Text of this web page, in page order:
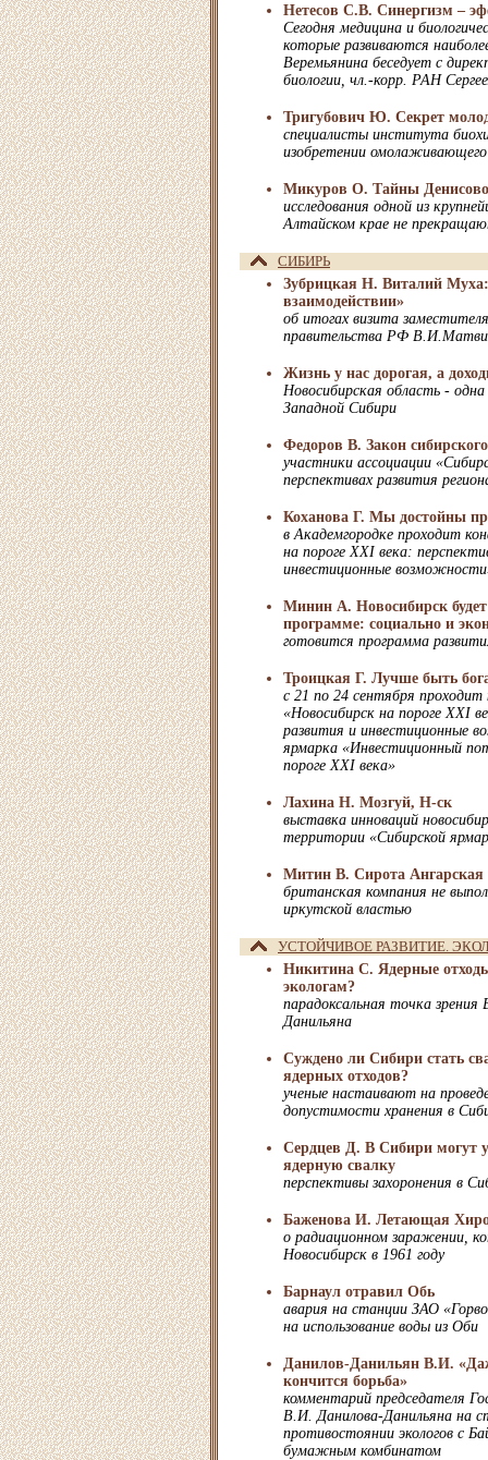
Нетесов С.В. Синергизм –
Сегодня медицина и
которые развиваются
Веремьянина беседует с
биологии, чл.-корр. РАН
Тригубович Ю. Секрет
специалисты института
изобретении
Микуров О. Тайны
исследования одной из
Алтайском крае не
СИБИРЬ
Зубрицкая Н. Виталий
взаимодействии»
об итогах визита
правительства РФ
Жизнь у нас дорогая, а
Новосибирская область -
Западной Сибири
Федоров В. Закон
участники ассоциации
перспективах развития
Коханова Г. Мы достойны
в Академгородке проходит
на пороге XXI века:
инвестиционные
Минин А. Новосибирск будет
программе: социально и
готовится программа
Троицкая Г. Лучше быть
c 21 по 24 сентября проходит
«Новосибирск на пороге XXI
развития и инвестиционные
ярмарка «Инвестиционный
пороге XXI века»
Лахина Н. Мозгуй, Н-ск
выставка инноваций
территории «Сибирской
Митин В. Сирота Ангарская
британская компания не
иркутской властью
УСТОЙЧИВОЕ РАЗВИТИЕ.
Никитина С. Ядерные
экологам?
парадоксальная точка
Данильяна
Суждено ли Сибири стать
ядерных отходов?
ученые настаивают на
допустимости хранения в
Сердцев Д. В Сибири могут
ядерную свалку
перспективы захоронения в
Баженова И. Летающая
о радиационном заражении,
Новосибирск в 1961 году
Барнаул отравил Обь
авария на станции ЗАО
на использование воды из Оби
Данилов-Данильян В.И.
кончится борьба»
комментарий председателя
В.И. Данилова-Данильяна на
противостоянии экологов с
бумажным комбинатом